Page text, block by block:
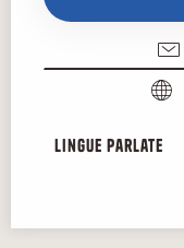
Lingue parlate
Lingue parlate